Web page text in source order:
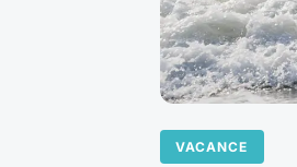
VACANCE